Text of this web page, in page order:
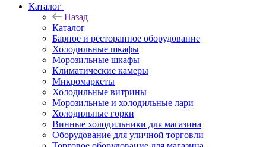
Каталог
Назад
Каталог
Барное и ресторанное оборудование
Холодильные шкафы
Морозильные шкафы
Климатические камеры
Микромаркеты
Холодильные витрины
Морозильные и холодильные лари
Холодильные горки
Винные холодильники для магазина
Оборудование для уличной торговли